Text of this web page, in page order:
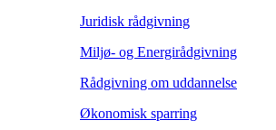
Juridisk rådgivning
Miljø- og Energirådgivning
Rådgivning om uddannelse
Økonomisk sparring